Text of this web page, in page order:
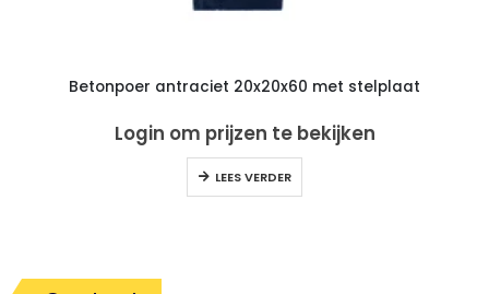
Betonpoer antraciet 20x20x60 met stelplaat
Login om prijzen te bekijken
LEES VERDER